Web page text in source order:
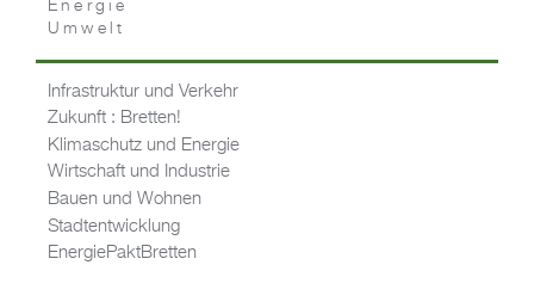
Energie
Umwelt
Infrastruktur und Verkehr
Zukunft : Bretten!
Klimaschutz und Energie
Wirtschaft und Industrie
Bauen und Wohnen
Stadtentwicklung
EnergiePaktBretten